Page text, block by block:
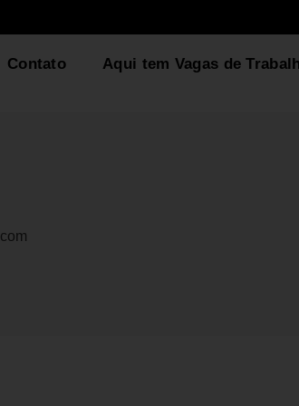
Contato Aqui tem Vagas de